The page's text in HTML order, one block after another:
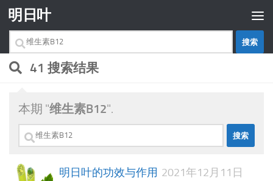
跳至内容
明日叶
索：
41 搜索结果
本期 "维生素B12".
搜
索：
明日叶的功效与作用 2021年12月11日